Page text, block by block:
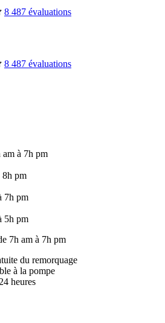
8 487 évaluations
8 487 évaluations
à 7h pm
8h pm
7h pm
5h pm
7h am à 7h pm
du remorquage
à la pompe
heures